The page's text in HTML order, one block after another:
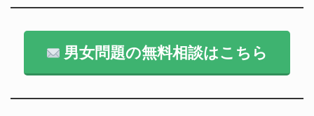
男女問題の無料相談はこちら